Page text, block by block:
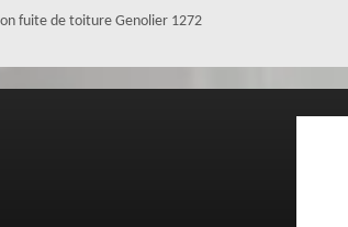
services de l’entreprise MD Couverture Zingueur
vous. A travers toutes nos inteerventions, nous
soient, non seulement esthétiques, mais aussi
fuite de toiture Genolier 1272